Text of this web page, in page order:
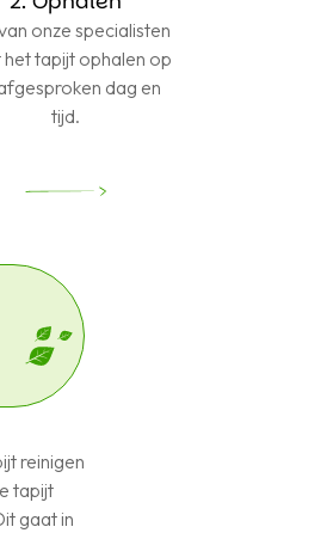
onze specialisten
tapijt ophalen op
dag en
tijd.
reinigen
tapijt
gaat in